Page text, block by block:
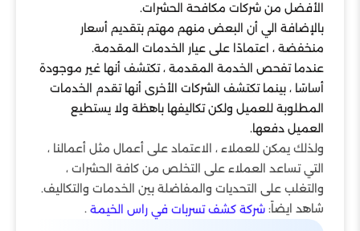
الأفضل من شركات مكافحة الحشرات.
بالإضافة الي أن البعض منهم مهتم بتقديم أسعار
منخفضة ، اعتمادًا على عيار الخدمات المقدمة.
عندما تفحص الخدمة المقدمة ، تكتشف أنها غير موجودة
أساسًا ، بينما تكتشف الشركات الأخرى أنها تقدم الخدمات
المطلوبة للعميل ولكن تكاليفها باهظة ولا يستطيع
العميل دفعها.
ولذلك يمكن للعملاء ، الاعتماد على أعمال مثل أعمالنا ،
التي تساعد العملاء على التخلص من كافة الحشرات ،
والتغلب على التحديات والمفاضلة بين الخدمات والتكاليف.
شاهد ايضاً: شركة كشف تسربات في راس الخيمة .